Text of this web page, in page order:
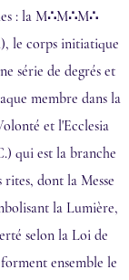
: la M∴M∴M∴
le corps initiatique
série de degrés et
membre dans la
et l'Ecclesia
qui est la branche
dont la Messe
la Lumière,
selon la Loi de
ensemble le